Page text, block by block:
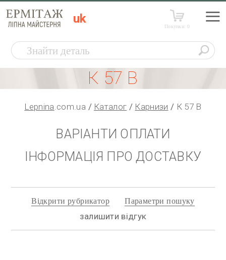
uk
Покупки:0
К 57 В
Lepnina.com.ua Каталог Карнизи К 57 В
ВАРІАНТИ ОПЛАТИ
ІНФОРМАЦІЯ ПРО ДОСТАВКУ
залишити відгук
Відкрити рубрикатор Параметри пошуку